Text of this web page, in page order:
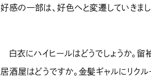
好感の一部は、好色へと変遷していきまし
白衣にハイヒールはどうでしょうか。
居酒屋はどうですか。金髪ギャルにリク